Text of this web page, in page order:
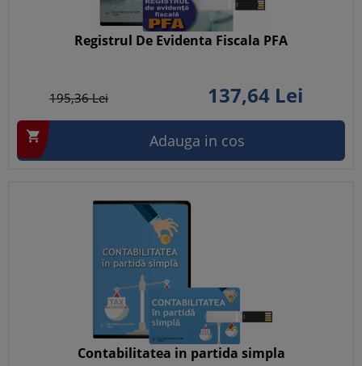
Registrul De Evidenta Fiscala PFA
195,36Lei 137,64Lei
 Adauga in cos
Contabilitatea in partida simpla